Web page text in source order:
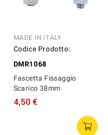
MADE IN ITALY
Codice Prodotto:
DMR1068
Fascetta Fissaggio
Scarico 38mm
4,50 €